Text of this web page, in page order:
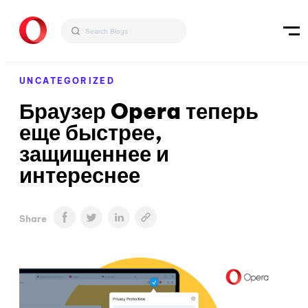
UNCATEGORIZED
Браузер Opera теперь
еще быстрее,
защищеннее и
интереснее
Share